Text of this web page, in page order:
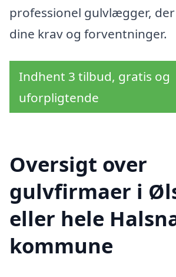
professionel gulvlægger,
dine krav og forventninger.
Indhent 3 tilbud, gratis og
uforpligtende
Oversigt over
gulvfirmaer i
eller hele
kommune